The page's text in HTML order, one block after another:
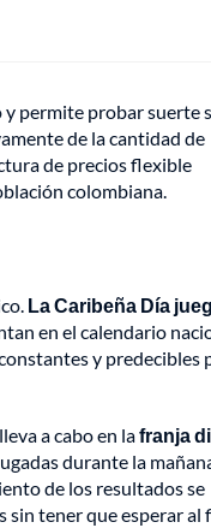
y permite probar suerte
de la cantidad de
de precios flexible
colombiana.
La Caribeña Día
en el calendario
y predecibles
a cabo en lafranja
durante la
de los resultados se
tener que esperar al